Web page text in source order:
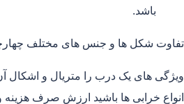
باشد.
تفاوت شکل ها و جنس های مختلف
ویژگی های یک درب را متریال و اشکال
انواع خرابی ها باشید ارزش صرف